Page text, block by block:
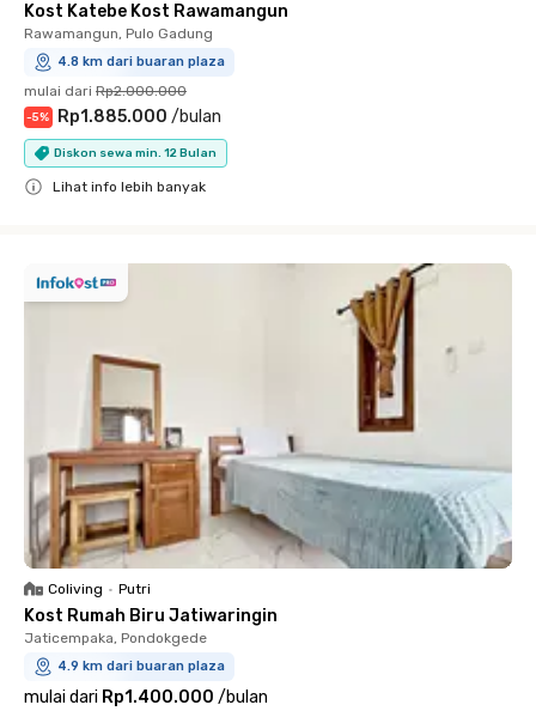
Kost Katebe Kost Rawamangun
Rawamangun, Pulo Gadung
4.8 km dari buaran plaza
mulai dari Rp2.000.000
-5% Rp1.885.000 /bulan
Diskon sewa min. 12 Bulan
Lihat info lebih banyak
Coliving • Putri
Kost Rumah Biru Jatiwaringin
Jaticempaka, Pondokgede
4.9 km dari buaran plaza
mulai dari Rp1.400.000 /bulan